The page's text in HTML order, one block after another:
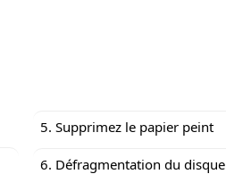
5. Supprimez le papier peint
6. Défragmentation du disque